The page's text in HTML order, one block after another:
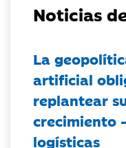
Noticias
La
artificial
replantear
crecimiento
logísticas